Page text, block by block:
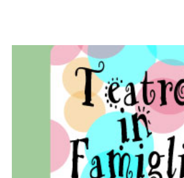
Teatro in famiglia
Teatro In Famiglia è una rassegna di
per far condividere e godere del
famiglia.
Continua